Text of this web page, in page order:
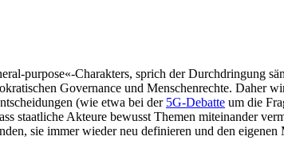
purpose«-Charakters, sprich der Durch­dringung
Governance und Menschenrechte. Daher
(wie etwa bei der 5G-Debatte um die
staatliche Akteure bewusst Themen miteinander
sie immer wieder neu definie­ren und den